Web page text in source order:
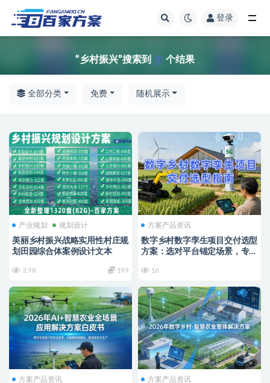
登录
“乡村振兴”搜索到 7 个结果
全部分类 免费 随机展示
产业规划 规划设计
美丽乡村振兴战略实用性村庄规
划田园综合体案例设计文本
3.9K 199
方案产品资讯
数字乡村数字孪生项目交付选型
方案：选对平台锚定场景，专业
16
方案产品资讯 方案产品资讯